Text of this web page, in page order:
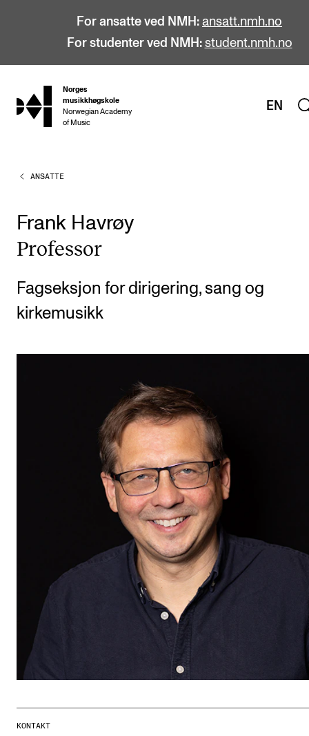
For ansatte ved NMH: ansatt.nmh.no
For studenter ved NMH: student.nmh.no
hjem
Norges
musikkhøgskole
Norwegian Academy
of Music
EN
STUDIER
Bachelor
Master
Doktorgrad
Årsstudium og videreutdanning
Talentutvikling
Søknad og opptak
Studentutvalet SUT (student.nmh.no)
FORSKNING
CERM
CREMAH
NordART
ANSATTE
Frank Havrøy
Pro­fes­sor
Fagseksjon for dirigering, sang og
kirkemusikk
KONTAKT